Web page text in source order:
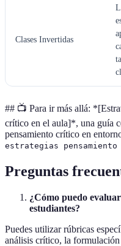
Clases Invertidas
## 📺 Para ir más allá:
crítico en el aula]*, una guía
pensamiento crítico en
estrategias
Preguntas
¿Cómo puedo
estudiantes?
Puedes utilizar rúbricas
análisis crítico, la